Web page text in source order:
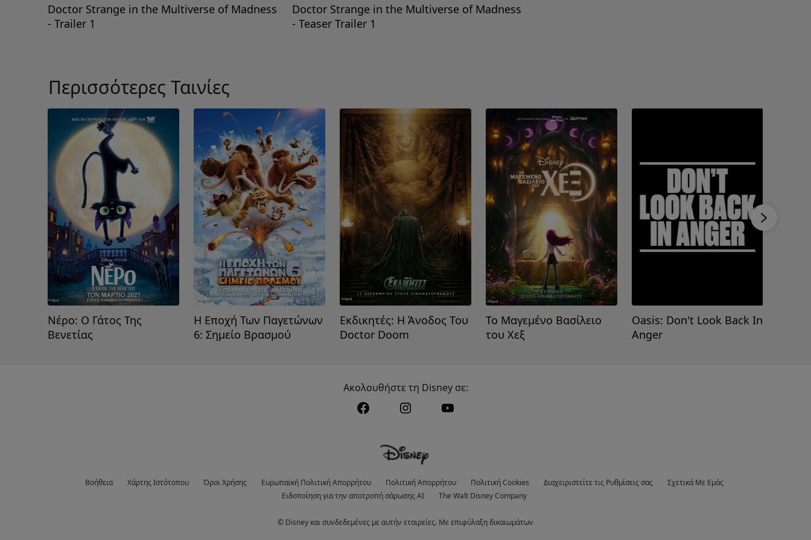
Doctor Strange in the Multiverse of Madness
- Trailer 1
Doctor Strange in the Multiverse of Madness
- Teaser Trailer 1
Περισσότερες Ταινίες
Νέρο: Ο Γάτος Της
Βενετίας
Η Εποχή Των Παγετώνων
6: Σημείο Βρασμού
Εκδικητές: Η Άνοδος Του
Doctor Doom
Το Μαγεμένο Βασίλειο
του Χεξ
Oasis: Don't Look Back In
Anger
Ακολουθήστε τη Disney σε:
Βοήθεια Χάρτης Ιστότοπου Όροι Χρήσης Eυρωπαϊκή Πολιτική Απορρήτου Πολιτική Απορρήτου Πολιτική Cookies Διαχειριστείτε τις Ρυθμίσεις σας
Σχετικά Με Εμάς
Ειδοποίηση για την αποτροπή σάρωσης AI
The Walt Disney Company
© Disney και συνδεδεμένες με αυτήν εταιρείες. Με επιφύλαξη δικαιωμάτων